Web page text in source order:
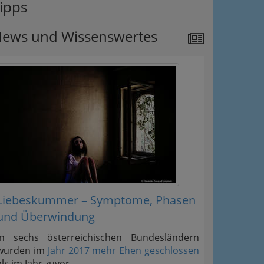
und Wissenswertes
– Symptome, Phasen
Überwindung
sechs österreichischen Bundesländern
im Jahr 2017 mehr Ehen geschlossen